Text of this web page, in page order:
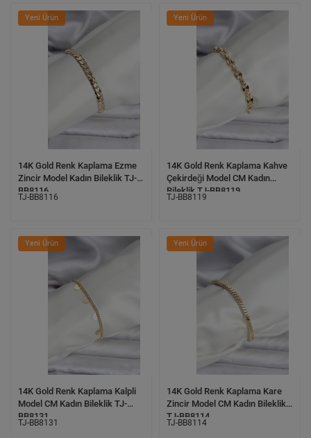
Yeni Ürün
14K Gold Renk Kaplama Ezme
Zincir Model Kadın Bileklik TJ-
BB8116
TJ-BB8116
Yeni Ürün
14K Gold Renk Kaplama Kahve
Çekirdeği Model CM Kadın
Bileklik TJ-BB8119
TJ-BB8119
Yeni Ürün
14K Gold Renk Kaplama Kalpli
Model CM Kadın Bileklik TJ-
BB8131
TJ-BB8131
Yeni Ürün
14K Gold Renk Kaplama Kare
Zincir Model CM Kadın Bileklik
TJ-BB8114
TJ-BB8114